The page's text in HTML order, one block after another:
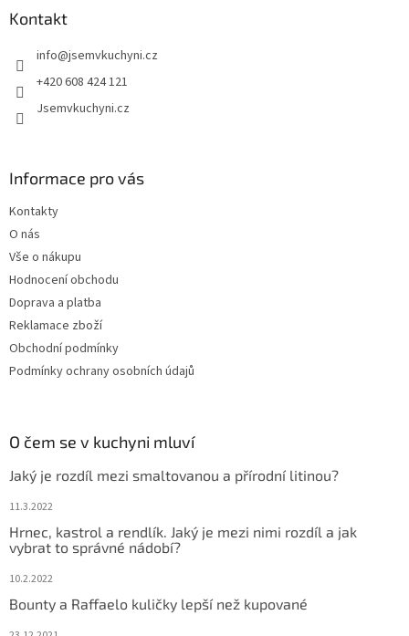
Kontakt
info@jsemvkuchyni.cz
+420 608 424 121
Jsemvkuchyni.cz
Informace pro vás
Kontakty
O nás
Vše o nákupu
Hodnocení obchodu
Doprava a platba
Reklamace zboží
Obchodní podmínky
Podmínky ochrany osobních údajů
O čem se v kuchyni mluví
Jaký je rozdíl mezi smaltovanou a přírodní litinou?
11.3.2022
Hrnec, kastrol a rendlík. Jaký je mezi nimi rozdíl a jak
vybrat to správné nádobí?
10.2.2022
Bounty a Raffaelo kuličky lepší než kupované